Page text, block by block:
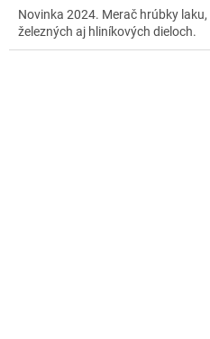
Novinka 2024. Merač hrúbky
železných aj hliníkových dieloch.